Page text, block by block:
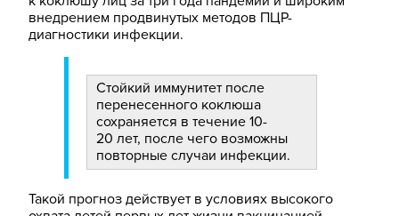
внедрением продвинутых методов ПЦР-
диагностики инфекции.
Стойкий иммунитет после
перенесенного коклюша
сохраняется в течение 10-
20 лет, после чего возможны
повторные случаи инфекции.
Такой прогноз действует в условиях высокого